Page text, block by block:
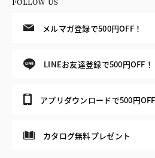
メルマガ登録で500円OFF！
LINEお友達登録で500円OFF！
アプリダウンロードで500円OFF
カタログ無料プレゼント